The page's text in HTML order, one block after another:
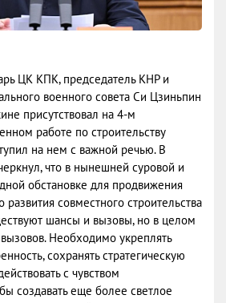
ЦК КПК, председатель КНР и
военного совета Си Цзиньпин
присутствовал на 4-м
работе по строительству
на нем с важной речью. В
что в нынешней суровой и
обстановке для продвижения
развития совместного строительства
шансы и вызовы, но в целом
Необходимо укреплять
сохранять стратегическую
с чувством
создавать еще более светлое